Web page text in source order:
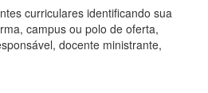
curriculares identificando sua
campus ou polo de oferta,
docente ministrante,